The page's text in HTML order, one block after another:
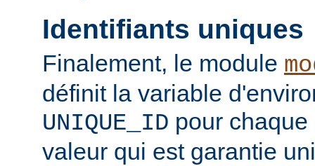
Identifiants uniques
Finalement, le module
définit la variable
UNIQUE_ID pour
valeur qui est garantie